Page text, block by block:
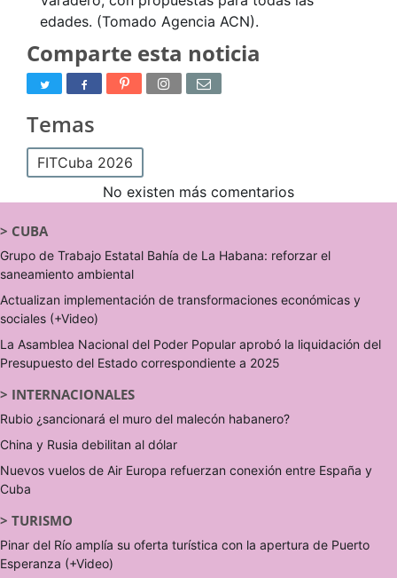
edades. (Tomado Agencia ACN).
Comparte esta noticia
Temas
FITCuba 2026
No existen más comentarios
> CUBA
Grupo de Trabajo Estatal Bahía de La Habana: reforzar el
saneamiento ambiental
Actualizan implementación de transformaciones económicas y
sociales (+Video)
La Asamblea Nacional del Poder Popular aprobó la liquidación del
Presupuesto del Estado correspondiente a 2025
> INTERNACIONALES
Rubio ¿sancionará el muro del malecón habanero?
China y Rusia debilitan al dólar
Nuevos vuelos de Air Europa refuerzan conexión entre España y
Cuba
> TURISMO
Pinar del Río amplía su oferta turística con la apertura de Puerto
Esperanza (+Video)